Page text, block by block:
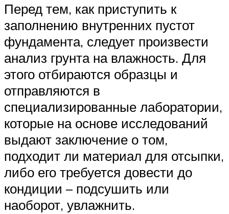
Перед тем, как приступить к
заполнению внутренних пустот
фундамента, следует произвести
анализ грунта на влажность. Для
этого отбираются образцы и
отправляются в
специализированные лаборатории,
которые на основе исследований
выдают заключение о том,
подходит ли материал для отсыпки,
либо его требуется довести до
кондиции – подсушить или
наоборот, увлажнить.